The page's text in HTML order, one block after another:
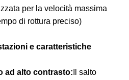
per la velocità massima
di rottura preciso)
e caratteristiche
ad alto contrasto: Il salto